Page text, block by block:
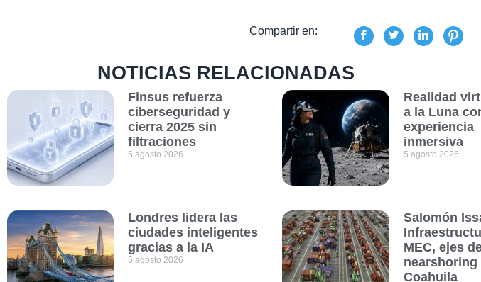
Compartir en:
NOTICIAS RELACIONADAS
Finsus refuerza
ciberseguridad y
cierra 2025 sin
filtraciones
5 agosto 2026
Realidad
a la Luna
experiencia
inmersiva
5 agosto 2026
Londres lidera las
ciudades inteligentes
gracias a la IA
5 agosto 2026
Salomón
MEC, ejes
nearshoring
Coahuila